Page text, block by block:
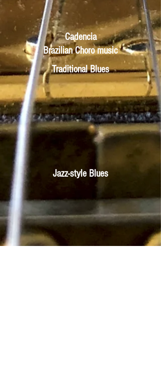
Cadencia
Brazilian Choro music
Traditional Blues
Jazz-style Blues